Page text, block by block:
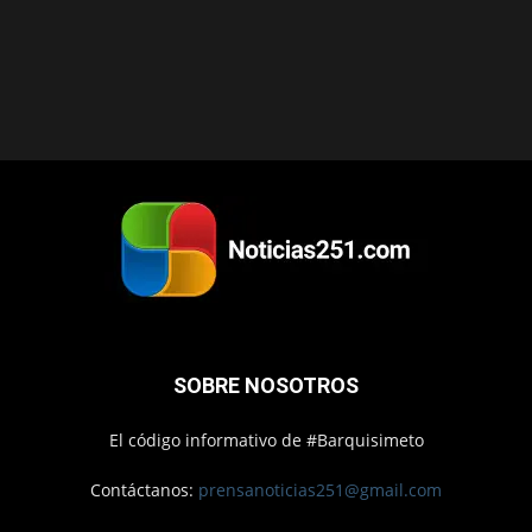
SOBRE NOSOTROS
El código informativo de #Barquisimeto
Contáctanos: prensanoticias251@gmail.com